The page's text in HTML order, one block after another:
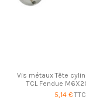
Vis métaux Tête
TCL Fendue
5,14 €TTC